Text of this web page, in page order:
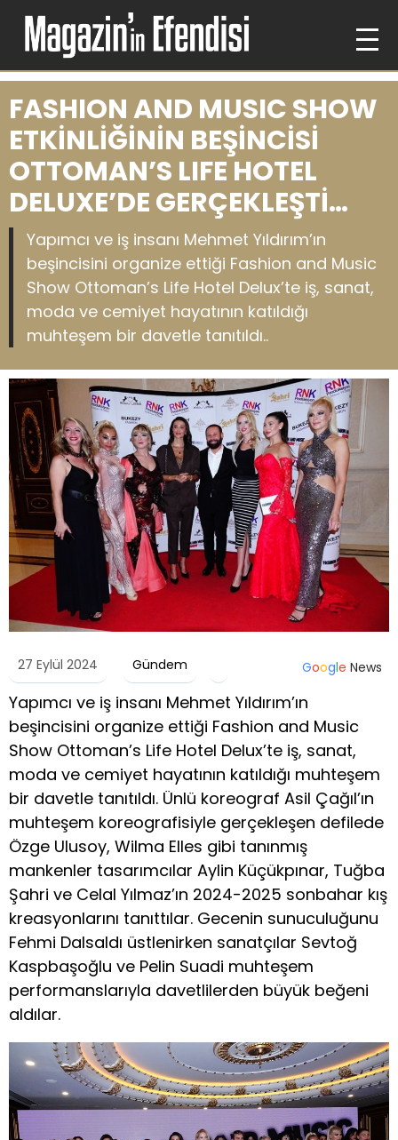
FASHION AND MUSIC SHOW
ETKİNLİĞİNİN BEŞİNCİSİ
OTTOMAN’S LIFE HOTEL
DELUXE’DE GERÇEKLEŞTİ…
Yapımcı ve iş insanı Mehmet Yıldırım’ın
beşincisini organize ettiği Fashion and Music
Show Ottoman’s Life Hotel Delux’te iş, sanat,
moda ve cemiyet hayatının katıldığı
muhteşem bir davetle tanıtıldı..
27 Eylül 2024 Gündem Google News
Yapımcı ve iş insanı Mehmet Yıldırım’ın
beşincisini organize ettiği Fashion and Music
Show Ottoman’s Life Hotel Delux’te iş, sanat,
moda ve cemiyet hayatının katıldığı muhteşem
bir davetle tanıtıldı. Ünlü koreograf Asil Çağıl’ın
muhteşem koreografisiyle gerçekleşen defilede
Özge Ulusoy, Wilma Elles gibi tanınmış
mankenler tasarımcılar Aylin Küçükpınar, Tuğba
Şahri ve Celal Yılmaz’ın 2024-2025 sonbahar kış
kreasyonlarını tanıttılar. Gecenin sunuculuğunu
Fehmi Dalsaldı üstlenirken sanatçılar Sevtoğ
Kaspbaşoğlu ve Pelin Suadi muhteşem
performanslarıyla davetlilerden büyük beğeni
aldılar.